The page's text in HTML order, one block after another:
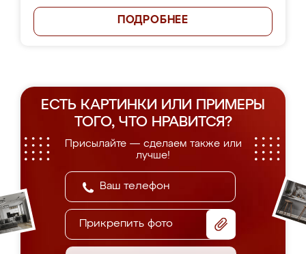
ПОДРОБНЕЕ
ЕСТЬ КАРТИНКИ ИЛИ ПРИМЕРЫ
ТОГО, ЧТО НРАВИТСЯ?
Присылайте — сделаем также или
лучше!
Прикрепить фото